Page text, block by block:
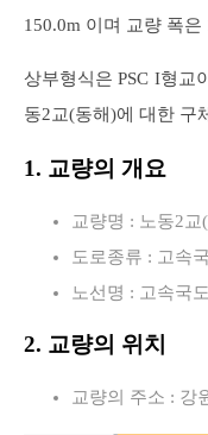
150.0m 이며 교량 폭은
상부형식은 PSC I형교
동2교(동해)에 대한 구
1. 교량의 개요
교량명 : 노동2교
도로종류 : 고속
노선명 : 고속국
2. 교량의 위치
교량의 주소 : 강